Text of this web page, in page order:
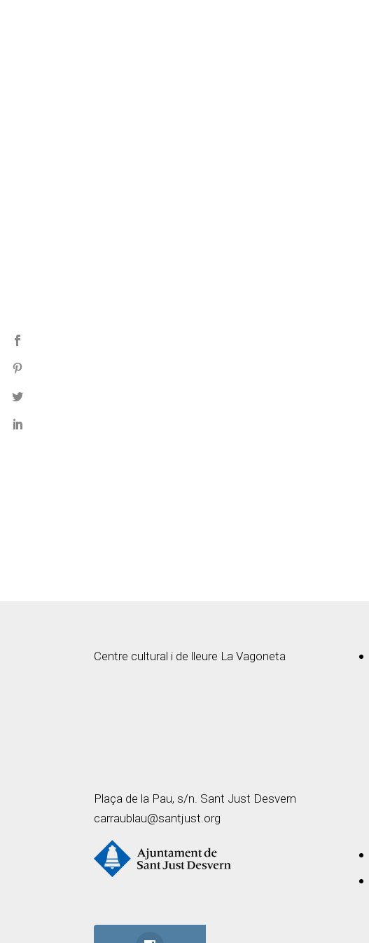
Centre cultural i de lleure La Vagoneta
Plaça de la Pau, s/n. Sant Just Desvern
carraublau@santjust.org